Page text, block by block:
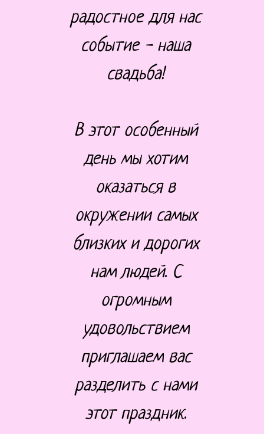
радостное для нас
событие - наша
свадьба!
В этот особенный
день мы хотим
оказаться в
окружении самых
близких и дорогих
нам людей. С
огромным
удовольствием
приглашаем вас
разделить с нами
этот праздник.